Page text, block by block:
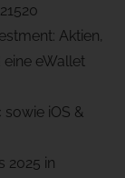
Aktien,
eine eWallet
iOS &
2025 in